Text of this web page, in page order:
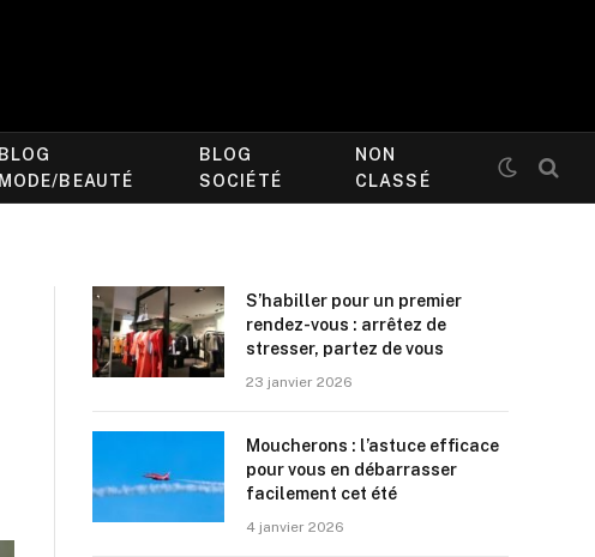
BLOG
MODE/BEAUTÉ
BLOG
SOCIÉTÉ
NON
CLASSÉ
S’habiller pour un premier
rendez-vous : arrêtez de
stresser, partez de vous
23 janvier 2026
Moucherons : l’astuce efficace
pour vous en débarrasser
facilement cet été
4 janvier 2026